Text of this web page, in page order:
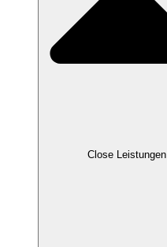
Close Leistungen